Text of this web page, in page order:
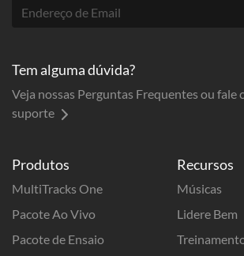
Produtos
MultiTracks One
Pacote Ao Vivo
Pacote de Ensaio
Recursos
Músicas
Lidere Bem
Tem alguma dúvida?
Veja nossas Perguntas Frequentes ou fale
suporte